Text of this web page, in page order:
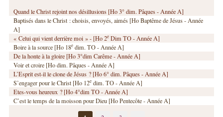
Quand le Christ rejoint nos désillusions [Ho 3° dim. Pâques - Année A]
Baptisés dans le Christ : choisis, envoyés, aimés [Ho Baptême de Jésus - Année
A]
« Celui qui vient derrière moi » - [Ho 2e Dim TO - Année A]
Boire à la source [Ho 18e dim. TO - Année A]
De la honte à la gloire [Ho 3°dim Carême - Année A]
Voir et croire [Ho dim. Pâques - Année A]
L’Esprit est-il le clone de Jésus ? [Ho 6° dim. Pâques - Année A]
S’engager pour le Christ [Ho 12e dim. TO - Année A]
Etes-vous heureux ? [Ho 4°dim TO - Année A]
C’est le temps de la moisson pour Dieu [Ho Pentecôte - Année A]